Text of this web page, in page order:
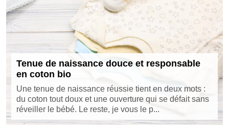
Tenue de naissance douce et responsable
en coton bio
Une tenue de naissance réussie tient en deux mots :
du coton tout doux et une ouverture qui se défait sans
réveiller le bébé. Le reste, je vous le p...